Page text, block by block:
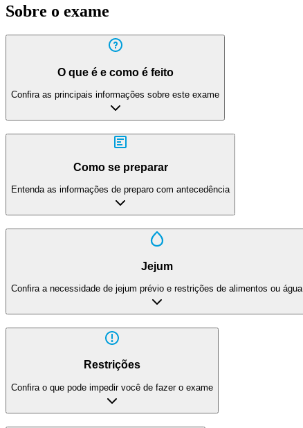
Sobre o exame
O que é e como é feito
Confira as principais informações sobre este exame
Como se preparar
Entenda as informações de preparo com antecedência
Jejum
Confira a necessidade de jejum prévio e restrições de alimentos ou água
Restrições
Confira o que pode impedir você de fazer o exame